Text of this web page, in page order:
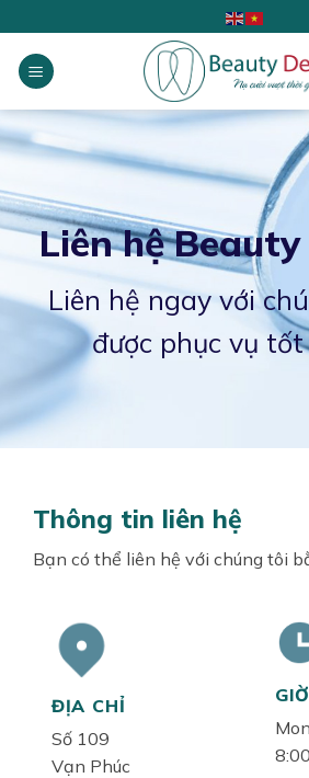
to
content
Liên hệ
Liên hệ ngay với
được phục vụ
Thông tin liên hệ
Bạn có thể liên hệ với chúng tôi
ĐỊA CHỈ
Số 109
Vạn Phúc